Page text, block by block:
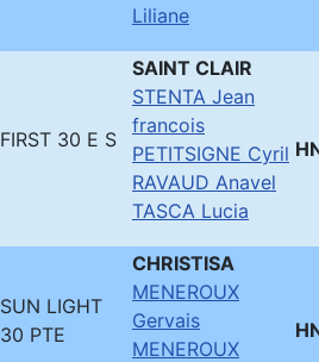
Liliane
FIRST 30 E S
SAINT CLAIR
STENTA Jean
francois
PETITSIGNE Cyril
RAVAUD Anavel
TASCA Lucia
SUN LIGHT
30 PTE
CHRISTISA
MENEROUX
Gervais
MENEROUX